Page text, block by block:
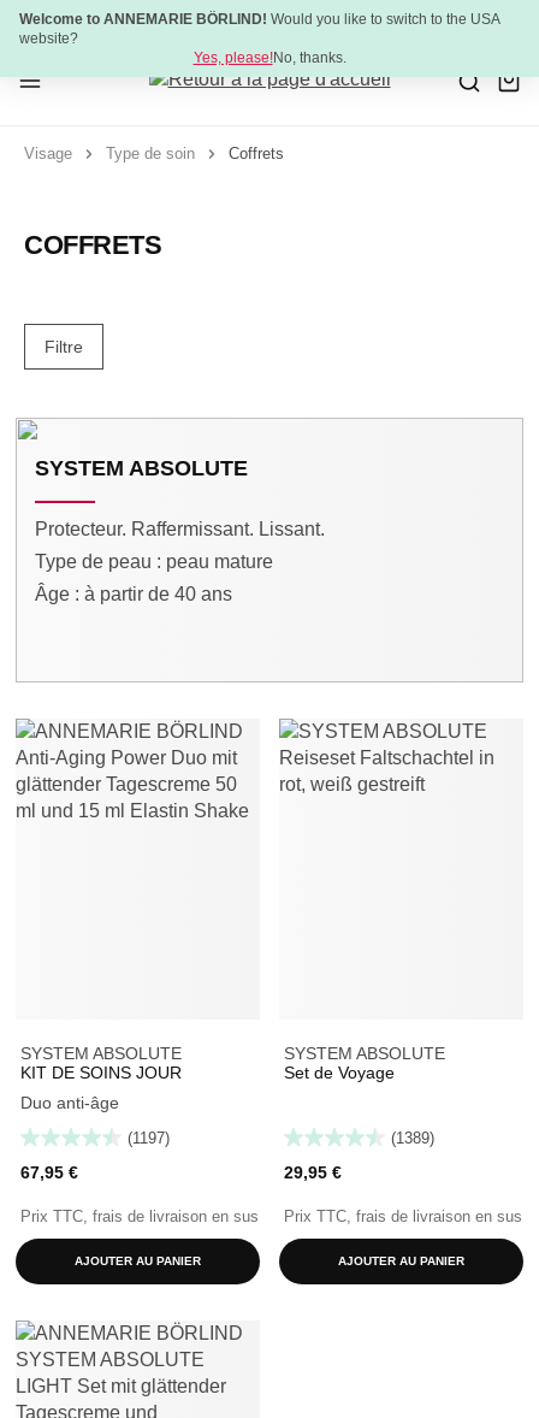
Passer au contenu principal
Welcome to ANNEMARIE BÖRLIND! Would you like to switch to the USA
website?
Yes, please!No, thanks.
Visage Type de soin Coffrets
COFFRETS
Filtre
SYSTEM ABSOLUTE
Protecteur. Raffermissant. Lissant.
Type de peau : peau mature
Âge : à partir de 40 ans
SYSTEM ABSOLUTE
KIT DE SOINS JOUR
Duo anti-âge
(1197)
67,95 €
Prix TTC, frais de livraison en sus
AJOUTER AU PANIER
SYSTEM ABSOLUTE
Set de Voyage
(1389)
29,95 €
Prix TTC, frais de livraison en sus
AJOUTER AU PANIER